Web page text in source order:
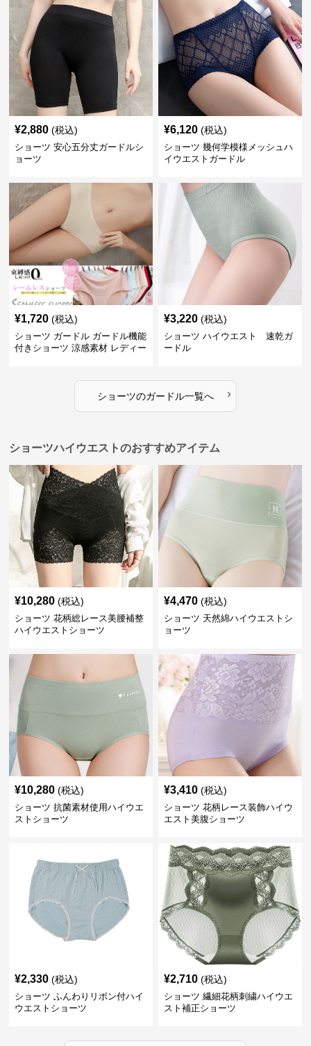
¥2,880 (税込)
ショーツ 安心五分丈ガードルシ
ョーツ
¥6,120 (税込)
ショーツ 幾何学模様メッシュハ
イウエストガードル
¥1,720 (税込)
ショーツ ガードル ガードル機能
付きショーツ 涼感素材 レディー
¥3,220 (税込)
ショーツ ハイウエスト 速乾ガ
ードル
ショーツのガードル一覧へ ›
ショーツハイウエストのおすすめアイテム
¥10,280 (税込)
ショーツ 花柄総レース美腰補整
ハイウエストショーツ
¥4,470 (税込)
ショーツ 天然綿ハイウエストシ
ョーツ
¥10,280 (税込)
ショーツ 抗菌素材使用ハイウエ
ストショーツ
¥3,410 (税込)
ショーツ 花柄レース装飾ハイウ
エスト美腹ショーツ
¥2,330 (税込)
ショーツ ふんわりリボン付ハイ
ウエストショーツ
¥2,710 (税込)
ショーツ 繊細花柄刺繍ハイウエ
スト補正ショーツ